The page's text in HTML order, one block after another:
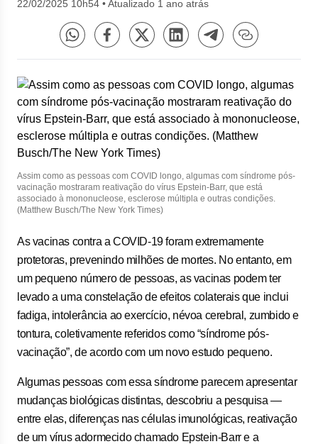
22/02/2025 10h54 •Atualizado 1 ano atrás
Assim como as pessoas com COVID longo, algumas com síndrome pós-
vacinação mostraram reativação do vírus Epstein-Barr, que está
associado à mononucleose, esclerose múltipla e outras condições.
(Matthew Busch/The New York Times)
As vacinas contra a COVID-19 foram extremamente
protetoras, prevenindo milhões de mortes. No entanto, em
um pequeno número de pessoas, as vacinas podem ter
levado a uma constelação de efeitos colaterais que inclui
fadiga, intolerância ao exercício, névoa cerebral, zumbido e
tontura, coletivamente referidos como “síndrome pós-
vacinação”, de acordo com um novo estudo pequeno.
Algumas pessoas com essa síndrome parecem apresentar
mudanças biológicas distintas, descobriu a pesquisa —
entre elas, diferenças nas células imunológicas, reativação
de um vírus adormecido chamado Epstein-Barr e a